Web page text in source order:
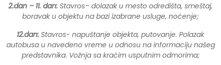
2.dan – 11. dan: Stavros– dolazak u mesto odredišta, smeštaj,
boravak u objektu na bazi izabrane usluge, noćenje;
12.dan: Stavros- napuštanje objekta, putovanje. Polazak
autobusa u navedeno vreme u odnosu na informaciju našeg
predstavnika. Vožnja sa kraćim usputnim odmorima;